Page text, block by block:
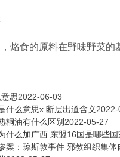
食的原料在野味野菜的基
思2022-06-03
什么意思x 断层出道含义
桐油有什么区别 2022-05-27
什么加广西 东盟16国是哪些国
案：琼斯敦事件 邪教组织集体